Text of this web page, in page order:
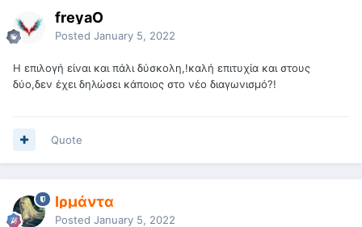
freyaO
Posted January 5, 2022
Η επιλογή είναι και πάλι δύσκολη,!καλή επιτυχία και στους
δύο,δεν έχει δηλώσει κάποιος στο νέο διαγωνισμό?!
Quote
Ιρμάντα
Posted January 5, 2022